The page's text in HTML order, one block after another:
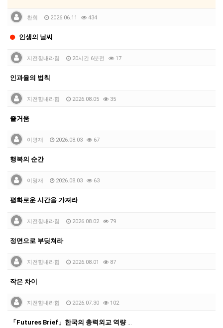
환희 2026.06.11 434
인생의 날씨
지전힘내라힘 20시간 6분전 17
인과율의 법칙
지전힘내라힘 2026.08.05 35
즐거움
이명재 2026.08.03 67
행복의 순간
이명재 2026.08.03 63
펼화로운 시간을 가져라
지전힘내라힘 2026.08.02 79
정면으로 부딪쳐라
지전힘내라힘 2026.08.01 87
작은 차이
지전힘내라힘 2026.07.30 102